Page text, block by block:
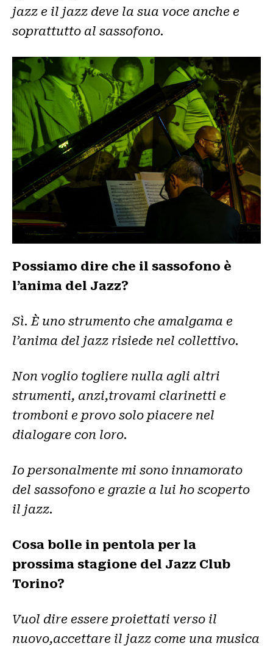
jazz e il jazz deve la sua voce anche e
soprattutto al sassofono.
Possiamo dire che il sassofono è
l’anima del Jazz?
Sì. È uno strumento che amalgama e
l’anima del jazz risiede nel collettivo.
Non voglio togliere nulla agli altri
strumenti, anzi,trovami clarinetti e
tromboni e provo solo piacere nel
dialogare con loro.
Io personalmente mi sono innamorato
del sassofono e grazie a lui ho scoperto
il jazz.
Cosa bolle in pentola per la
prossima stagione del Jazz Club
Torino?
Vuol dire essere proiettati verso il
nuovo,accettare il jazz come una musica